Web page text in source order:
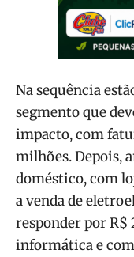
Na sequência
segmento que
impacto, com
milhões. Depois,
doméstico, com
a venda de
responder por R$
informática e